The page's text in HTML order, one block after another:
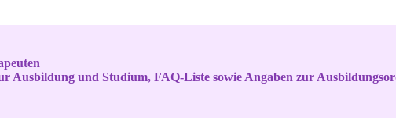
Ausbildung und Studium, FAQ-Liste sowie Angaben zur